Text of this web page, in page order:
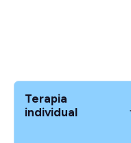
Terapia
individual